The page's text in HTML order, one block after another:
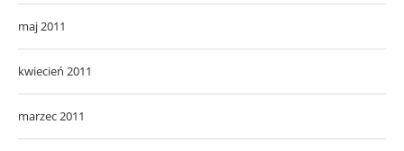
maj 2011
kwiecień 2011
marzec 2011